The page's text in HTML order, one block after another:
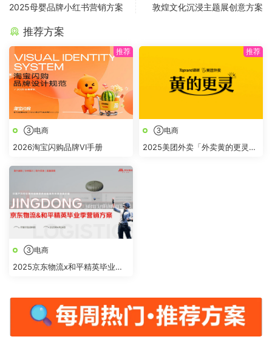
2025母婴品牌小红书营销方案 敦煌文化沉浸主题展创意方案
推荐方案
③电商
2026淘宝闪购品牌VI手册
③电商
2025美团外卖「外卖黄的更灵
③电商
2025京东物流x和平精英毕业季